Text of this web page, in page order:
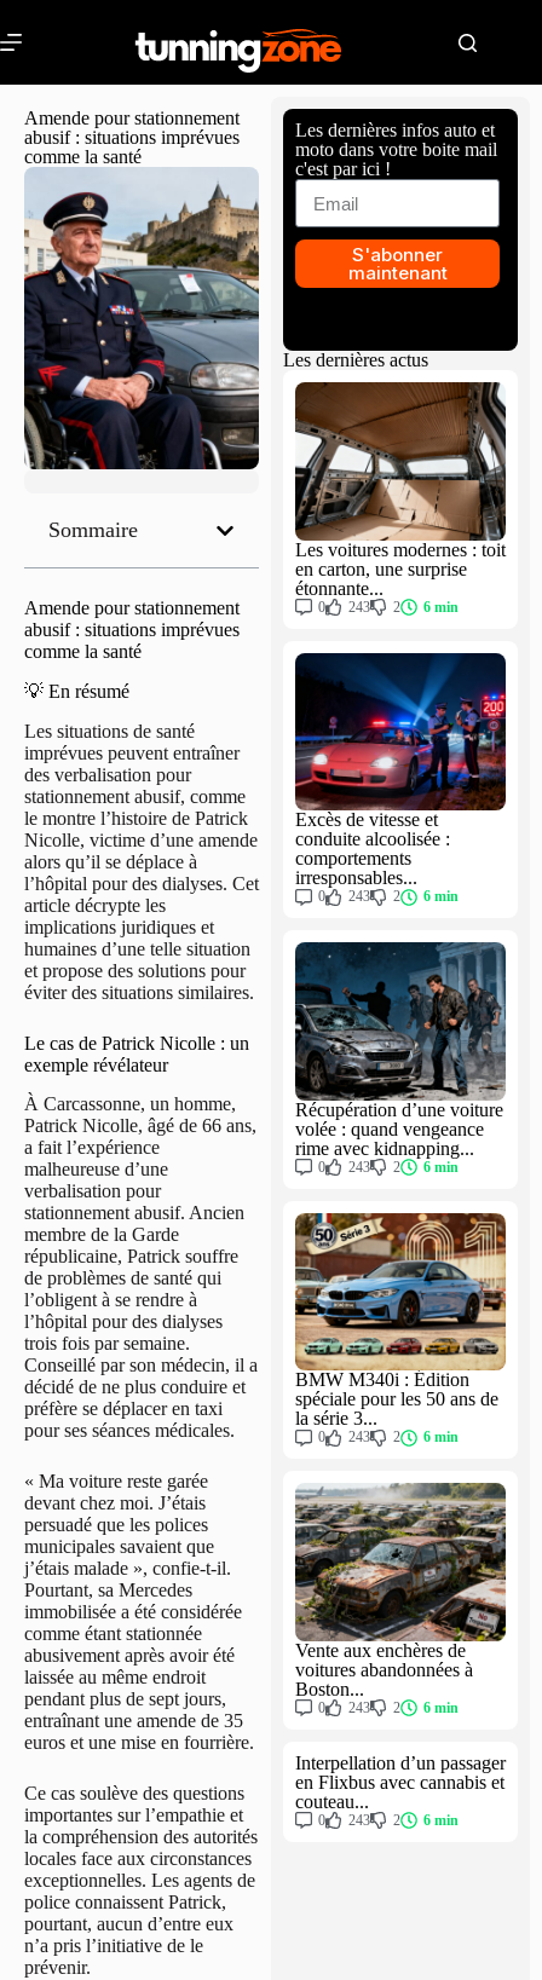
Amende pour stationnement
abusif : situations imprévues
comme la santé
Sommaire
Amende pour stationnement
abusif : situations imprévues
comme la santé
💡 En résumé
Les situations de santé
imprévues peuvent entraîner
des verbalisation pour
stationnement abusif, comme
le montre l’histoire de Patrick
Nicolle, victime d’une amende
alors qu’il se déplace à
l’hôpital pour des dialyses. Cet
article décrypte les
implications juridiques et
humaines d’une telle situation
et propose des solutions pour
éviter des situations similaires.
Le cas de Patrick Nicolle : un
exemple révélateur
À Carcassonne, un homme,
Patrick Nicolle, âgé de 66 ans,
a fait l’expérience
malheureuse d’une
verbalisation pour
stationnement abusif. Ancien
membre de la Garde
républicaine, Patrick souffre
de problèmes de santé qui
l’obligent à se rendre à
l’hôpital pour des dialyses
trois fois par semaine.
Conseillé par son médecin, il a
décidé de ne plus conduire et
préfère se déplacer en taxi
pour ses séances médicales.
« Ma voiture reste garée
devant chez moi. J’étais
persuadé que les polices
municipales savaient que
j’étais malade », confie-t-il.
Pourtant, sa Mercedes
immobilisée a été considérée
comme étant stationnée
abusivement après avoir été
laissée au même endroit
pendant plus de sept jours,
entraînant une amende de 35
euros et une mise en fourrière.
Ce cas soulève des questions
importantes sur l’empathie et
la compréhension des autorités
locales face aux circonstances
exceptionnelles. Les agents de
police connaissent Patrick,
pourtant, aucun d’entre eux
n’a pris l’initiative de le
prévenir.
Les dernières infos auto et
moto dans votre boite mail
c'est par ici !
S'abonner
maintenant
Les dernières actus
Les voitures modernes : toit
en carton, une surprise
étonnante...
0 243 2 6 min
Excès de vitesse et
conduite alcoolisée :
comportements
irresponsables...
0 243 2 6 min
Récupération d’une voiture
volée : quand vengeance
rime avec kidnapping...
0 243 2 6 min
BMW M340i : Édition
spéciale pour les 50 ans de
la série 3...
0 243 2 6 min
Vente aux enchères de
voitures abandonnées à
Boston...
0 243 2 6 min
Interpellation d’un passager
en Flixbus avec cannabis et
couteau...
0 243 2 6 min